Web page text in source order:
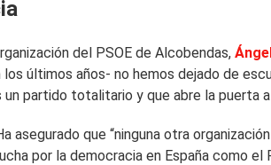
del PSOE de Alcobendas,
últimos años- no hemos dejado de
partido totalitario y que abre la puerta
asegurado que “ninguna otra
por la democracia en España como el